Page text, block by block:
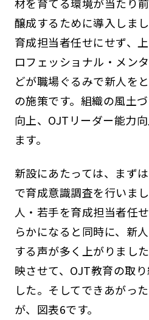
醸成するために導入しま
育成担当者任せにせず、
ロフェッショナル・メン
どが職場ぐるみで新人を
の施策です。組織の風土
向上、OJTリーダー能力
ます。
新設にあたっては、まず
で育成意識調査を行いま
人・若手を育成担当者任
らかになると同時に、新
する声が多く上がりまし
映させて、OJT教育の取
した。そしてできあがっ
が、図表6です。